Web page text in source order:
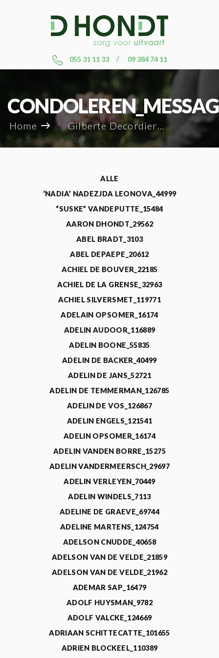
055 31 11 33 09 384 74 11
Home Gilberte Decordier_6523
ALLE
‘NADIA’ NADEZJDA LEONOVA_44999
“SUSKE” VANDEPUTTE_15484
AARON DHONDT_29562
ABEL BRADT_3103
ABEL DEPAEPE_20612
ACHIEL DE BOUVER_22185
ACHIEL DE LA GRENSE_32963
ACHIEL SILVERSMET_119771
ADELAIN OPSOMER_16174
ADELIN AUDOOR_116889
ADELIN BOONE_55835
ADELIN DE BACKER_40499
ADELIN DE JANS_52721
ADELIN DE TEMMERMAN_126785
ADELIN DE VOS_126867
ADELIN ENGELS_121541
ADELIN OPSOMER_16174
ADELIN VANDEN BORRE_15275
ADELIN VANDERMEERSCH_29697
ADELIN VERLEYEN_70449
ADELIN WINDELS_7113
ADELINE DE GRAEVE_69744
ADELINE MARTENS_124754
ADELSON CNUDDE_40658
ADELSON VAN DE VELDE_21859
ADELSON VAN DE VELDE_21962
ADEMAR SAP_16479
ADOLF HUYSMAN_9782
ADOLF VALCKE_124669
ADRIAAN SCHITTECATTE_101655
ADRIEN BLOCKEEL_110389